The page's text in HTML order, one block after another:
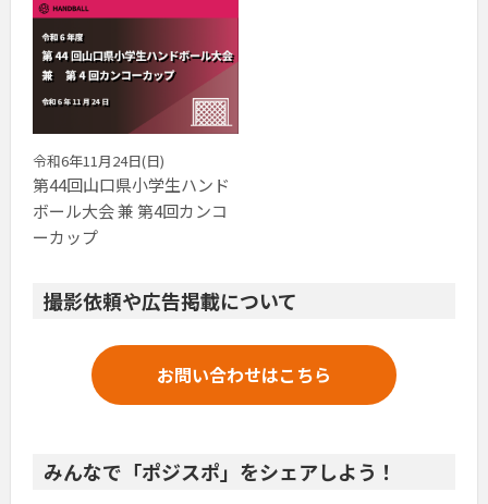
令和6年11月24日(日)
第44回山口県小学生ハンド
ボール大会 兼 第4回カンコ
ーカップ
撮影依頼や広告掲載について
お問い合わせはこちら
みんなで「ポジスポ」をシェアしよう！